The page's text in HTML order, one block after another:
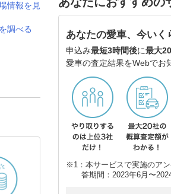
情報を見
調べる
あなたの愛車、今いく
申込み最短3時間後に最大
愛車の査定結果をWebでお
※1：本サービスで実施のア
答期間：2023年6月〜